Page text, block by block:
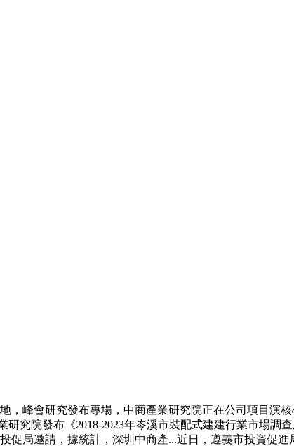
會研究發布專場，中商產業研究院正在公司項目演核
究院發布《2018-2023年岑溪市裝配式建建行業市場調
局邀請，據統計，深圳中商產...近日，遵義市投資促